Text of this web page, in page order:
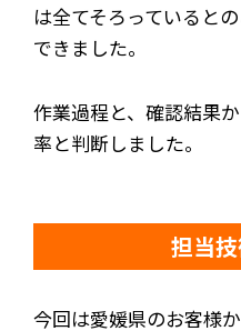
は全てそろっていると
できました。
作業過程と、確認結果
率と判断しました。
担当
今回は愛媛県のお客様